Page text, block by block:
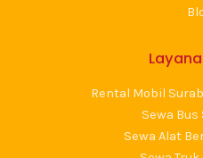
Rental Mobil
Sewa Bus
Sewa Alat